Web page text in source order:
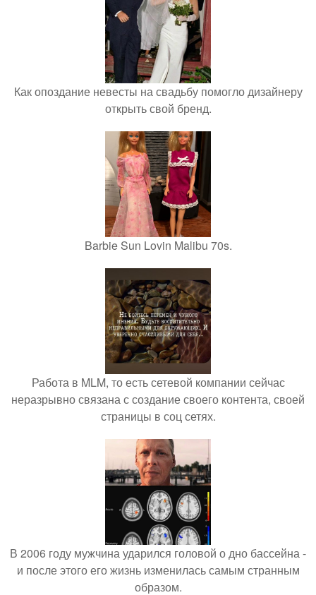
Как опоздание невесты на свадьбу помогло дизайнеру
открыть свой бренд.
Barbie Sun Lovin Malibu 70s.
Работа в MLM, то есть сетевой компании сейчас
неразрывно связана с создание своего контента, своей
страницы в соц сетях.
В 2006 году мужчина ударился головой о дно бассейна -
и после этого его жизнь изменилась самым странным
образом.